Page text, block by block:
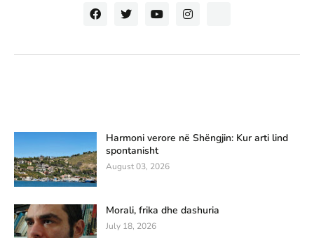
Harmoni verore në Shëngjin: Kur arti lind
spontanisht
August 03, 2026
Morali, frika dhe dashuria
July 18, 2026